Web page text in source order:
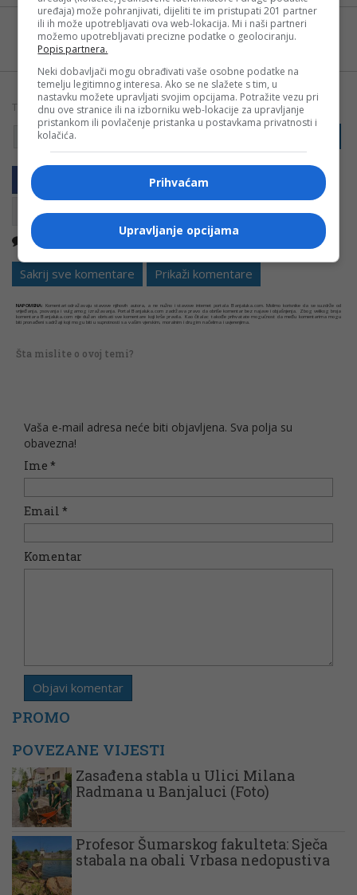
Možete nas pratiti i putem aplikacije za
Android
TAGOVI: BANJALUKA DRVEĆE FOTO
GRAD
MISLIOPRIRODI
Kopirati
Nema komentara
Sakrij sve komentare Prikaži komentare
NAPOMENA: Komentari odražavaju stavove njihovih autora, a ne nužno i stavove internet portala Banjaluka.com. Molimo korisnike da se suzdrže od
vrijeđanja, psovanja i vulgarnog izražavanja. Portal Banjaluka.com zadržava pravo da obriše komentar bez najave i objašnjenja. Zbog velikog broja
komentara Banjaluka.com nije dužan obrisati sve komentare koji krše pravila. Kao čitalac takođe prihvatate mogućnost da među komentarima mogu
biti pronađeni sadržaji koji mogu biti u suprotnosti sa vašim vjerskim, moralnim i drugim načelima i uvjerenjima.
Šta mislite o ovoj temi?
Vaša e-mail adresa neće biti objavljena. Sva polja su
obavezna!
Ime *
Email *
Komentar
PROMO
POVEZANE VIJESTI
Zasađena stabla u Ulici Milana
Radmana u Banjaluci (Foto)
Profesor Šumarskog fakulteta: Sječa
stabala na obali Vrbasa nedopustiva
uređaja) može pohranjivati, dijeliti te im pristupati 201 partner
ili ih može upotrebljavati ova web-lokacija. Mi i naši partneri
možemo upotrebljavati precizne podatke o geolociranju.
Popis partnera.
Neki dobavljači mogu obrađivati vaše osobne podatke na
temelju legitimnog interesa. Ako se ne slažete s tim, u
nastavku možete upravljati svojim opcijama. Potražite vezu pri
dnu ove stranice ili na izborniku web-lokacije za upravljanje
pristankom ili povlačenje pristanka u postavkama privatnosti i
kolačića.
Prihvaćam
Upravljanje opcijama